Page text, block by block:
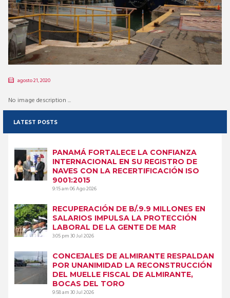
agosto 21, 2020
No image description ...
LATEST POSTS
PANAMÁ FORTALECE LA CONFIANZA
INTERNACIONAL EN SU REGISTRO DE
NAVES CON LA RECERTIFICACIÓN ISO
9001:2015
9:15 am06 Ago 2026
RECUPERACIÓN DE B/.9.9 MILLONES EN
SALARIOS IMPULSA LA PROTECCIÓN
LABORAL DE LA GENTE DE MAR
3:05 pm30 Jul 2026
CONCEJALES DE ALMIRANTE RESPALDAN
POR UNANIMIDAD LA RECONSTRUCCIÓN
DEL MUELLE FISCAL DE ALMIRANTE,
BOCAS DEL TORO
9:58 am30 Jul 2026